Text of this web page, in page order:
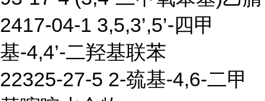
2417-04-1 3,5,3’,5’-四甲
基-4,4’-二羟基联苯
22325-27-5 2-巯基-4,6-二甲